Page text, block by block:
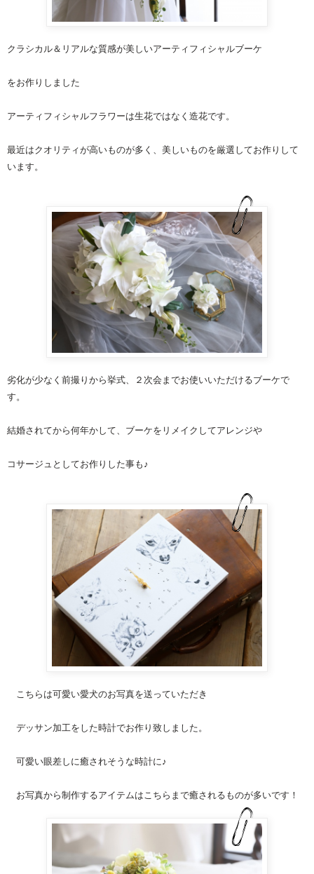
クラシカル＆リアルな質感が美しいアーティフィシャルブーケ
をお作りしました
アーティフィシャルフラワーは生花ではなく造花です。
最近はクオリティが高いものが多く、美しいものを厳選してお作りして
います。
劣化が少なく前撮りから挙式、２次会までお使いいただけるブーケで
す。
結婚されてから何年かして、ブーケをリメイクしてアレンジや
コサージュとしてお作りした事も♪
こちらは可愛い愛犬のお写真を送っていただき
デッサン加工をした時計でお作り致しました。
可愛い眼差しに癒されそうな時計に♪
お写真から制作するアイテムはこちらまで癒されるものが多いです！